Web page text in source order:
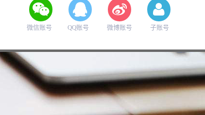
微信账号 QQ账号 微博账号 子账号